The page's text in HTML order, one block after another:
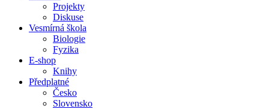
Projekty
Diskuse
Vesmírná škola
Biologie
Fyzika
E-shop
Knihy
Předplatné
Česko
Slovensko